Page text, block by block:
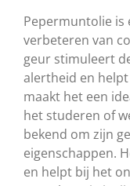
Pepermuntolie is
verbeteren van
geur stimuleert
alertheid en
maakt het een
het studeren of
bekend om zijn
eigenschappen.
en helpt bij het